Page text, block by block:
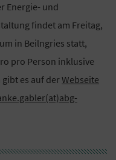
Energie- und
findet am Freitag,
in Beilngries statt,
pro Person inklusive
es auf derWebseite